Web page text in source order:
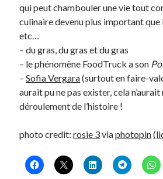
qui peut chambouler une vie tout
culinaire devenu plus important
etc…
– du gras, du gras et du gras
– le phénomène FoodTruck a son
–Sofia Vergara(surtout en faire-
aurait pu ne pas exister, cela
déroulement de l’histoire !
photo credit:rosie 3viaphotopin